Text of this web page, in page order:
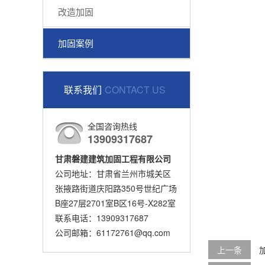
改造加固
加固案例
联系我们 CONTACT US
全国咨询热线
13909317687
甘肃磐建建筑加固工程有限公司
公司地址：甘肃省兰州市城关区
张掖路街道庆阳路350号世纪广场
B座27层2701室B区16号-X282室
联系电话：13909317687
公司邮箱：61172761@qq.com
上一条